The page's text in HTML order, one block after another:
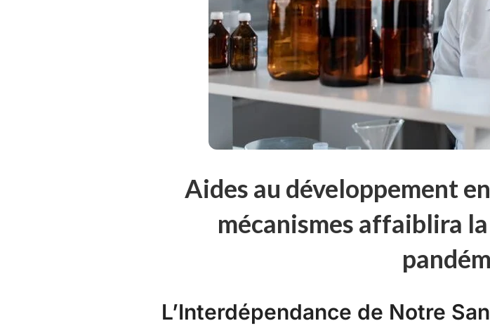
Aides au développement
mécanismes affaiblira
L’Interdépendance de Notre